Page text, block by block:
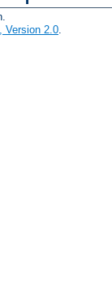
Version 2.0.